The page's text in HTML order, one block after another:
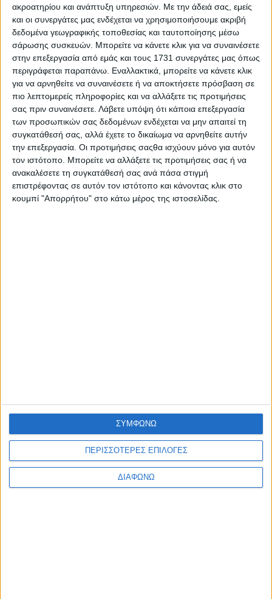
ακροατηρίου και ανάπτυξη υπηρεσιών. Με την άδειά σας, εμείς
και οι συνεργάτες μας ενδέχεται να χρησιμοποιήσουμε ακριβή
δεδομένα γεωγραφικής τοποθεσίας και ταυτοποίησης μέσω
σάρωσης συσκευών. Μπορείτε να κάνετε κλικ για να συναινέσετε
στην επεξεργασία από εμάς και τους 1731 συνεργάτες μας όπως
περιγράφεται παραπάνω. Εναλλακτικά, μπορείτε να κάνετε κλικ
για να αρνηθείτε να συναινέσετε ή να αποκτήσετε πρόσβαση σε
πιο λεπτομερείς πληροφορίες και να αλλάξετε τις προτιμήσεις
σας πριν συναινέσετε. Λάβετε υπόψη ότι κάποια επεξεργασία
των προσωπικών σας δεδομένων ενδέχεται να μην απαιτεί τη
συγκατάθεσή σας, αλλά έχετε το δικαίωμα να αρνηθείτε αυτήν
την επεξεργασία. Οι προτιμήσεις σαςθα ισχύουν μόνο για αυτόν
τον ιστότοπο. Μπορείτε να αλλάξετε τις προτιμήσεις σας ή να
ανακαλέσετε τη συγκατάθεσή σας ανά πάσα στιγμή
επιστρέφοντας σε αυτόν τον ιστότοπο και κάνοντας κλικ στο
κουμπί "Απορρήτου" στο κάτω μέρος της ιστοσελίδας.
ΠΕΡΙΣΣΟΤΕΡΕΣ ΕΠΙΛΟΓΕΣ
ΔΙΑΦΩΝΩ
ΣΥΜΦΩΝΩ
Αρ. Γ.Ε.ΜΗ: 118516601000
Η ΕΤΑΙΡΙΑ ΜΑΣ
ΤΡΟΠΟΙ ΠΛΗΡΩΜΗΣ
ΕΠΙΣΤΡΟΦΕΣ - ΑΛΛΑΓΕΣ
ΟΡΟΙ ΧΡΗΣΗΣ
copyright 2026 © tasoulis-jewellery.gr